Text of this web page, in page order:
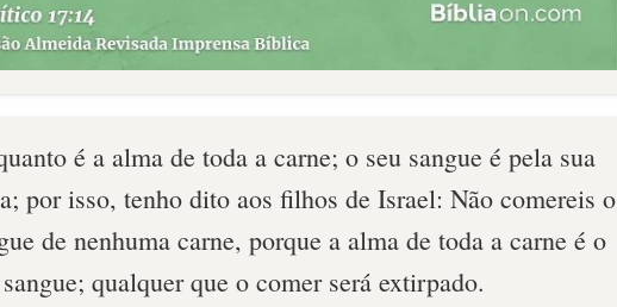
é a alma de toda a carne; o seu sangue é pela sua
por isso, tenho dito aos filhos de Israel: Não comereis o
de nenhuma carne, porque a alma de toda a carne é o
qualquer que o comer será extirpado.